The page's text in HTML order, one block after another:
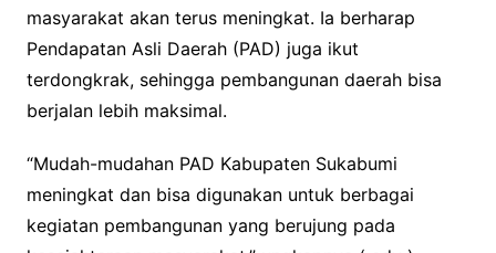
masyarakat akan terus meningkat. Ia berharap
Pendapatan Asli Daerah (PAD) juga ikut
terdongkrak, sehingga pembangunan daerah bisa
berjalan lebih maksimal.
“Mudah-mudahan PAD Kabupaten Sukabumi
meningkat dan bisa digunakan untuk berbagai
kegiatan pembangunan yang berujung pada